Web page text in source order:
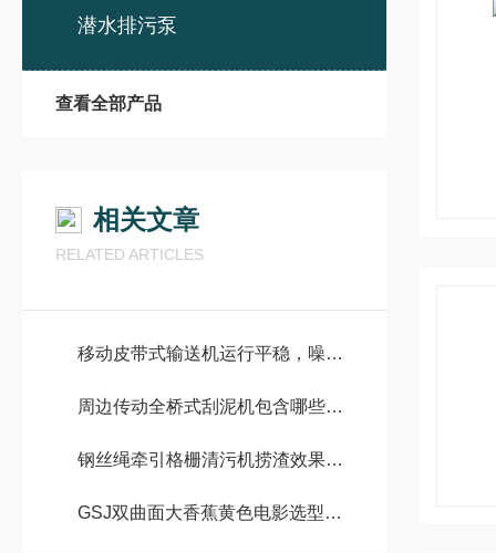
潜水排污泵
查看全部产品
相关文章
RELATED ARTICLES
移动皮带式输送机运行平稳，噪音低
周边传动全桥式刮泥机包含哪些配件
钢丝绳牵引格栅清污机捞渣效果和回转式格栅清污机相比那个好
GSJ双曲面大香蕉黄色电影选型的步骤分析介绍